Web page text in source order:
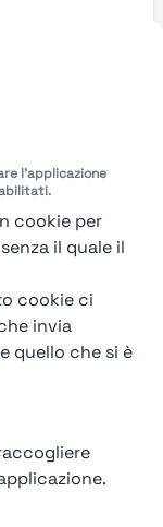
l'applicazione
cookie per
il quale il
cookie ci
invia
quello che si è